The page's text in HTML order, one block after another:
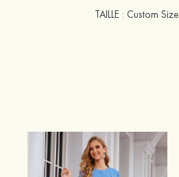
TAILLE : Custom Size